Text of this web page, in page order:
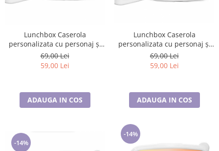
Lunchbox Caserola
personalizata cu personaj și
nume pentru sandwich
69,00 Lei
59,00 Lei
ADAUGA IN COS
Lunchbox Caserola
personalizata cu personaj și
nume pentru sandwich
69,00 Lei
59,00 Lei
ADAUGA IN COS
-14%
-14%